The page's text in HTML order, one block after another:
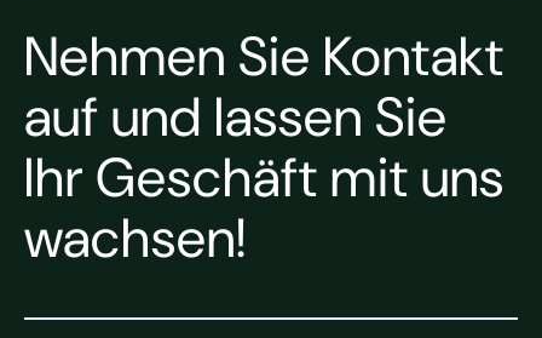
Nehmen Sie Kontakt
auf und lassen Sie
Ihr Geschäft mit uns
wachsen!